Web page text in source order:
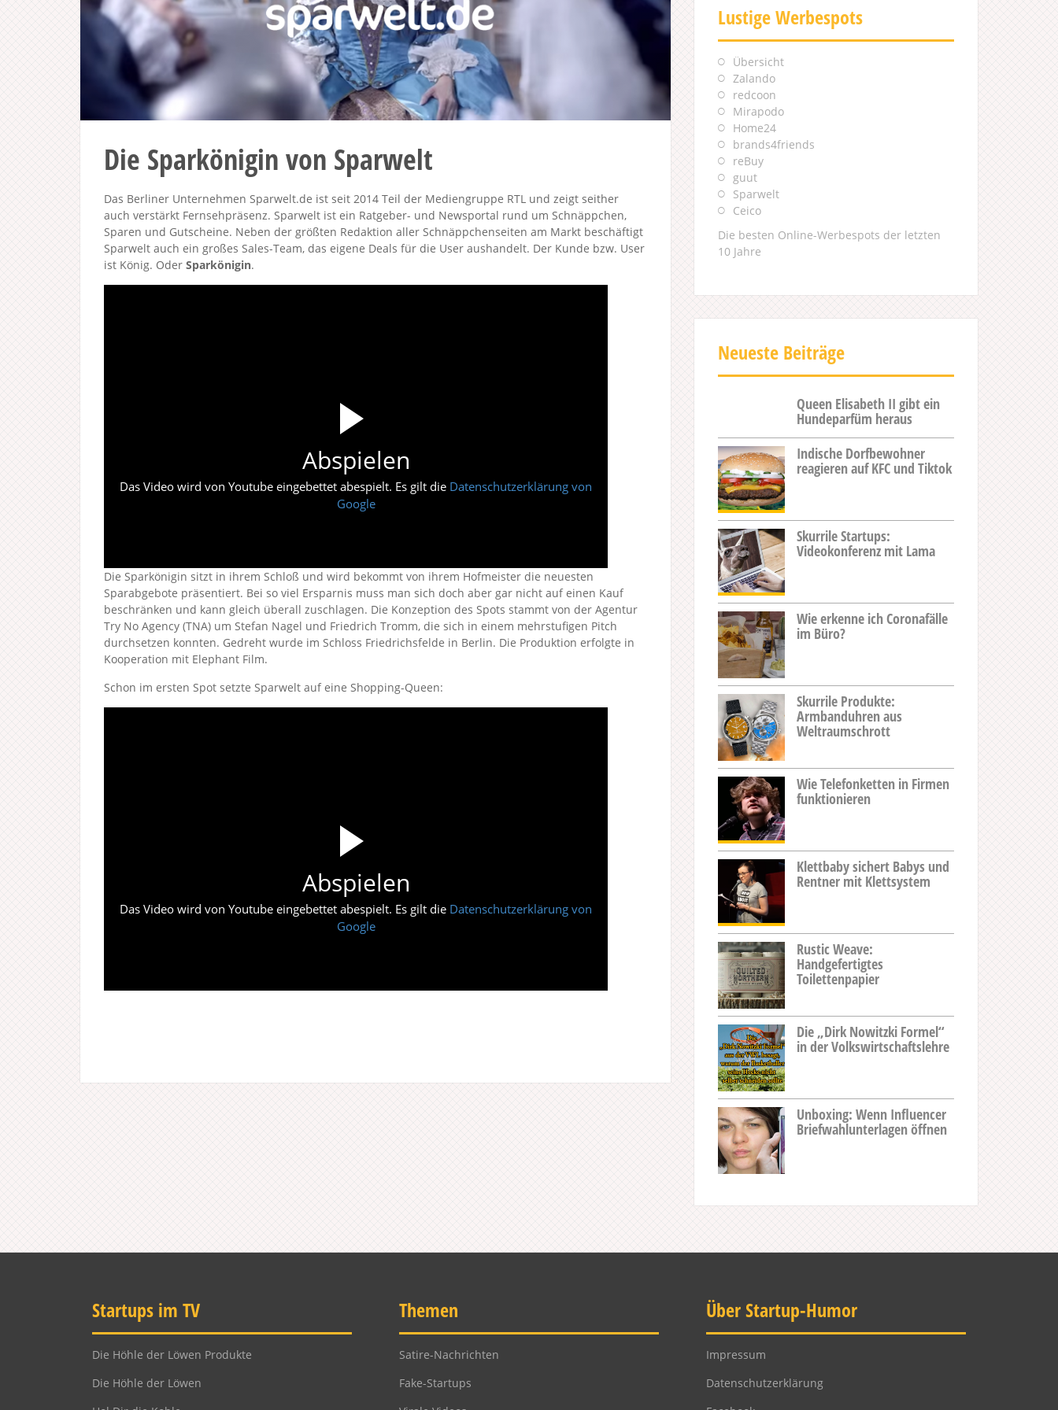
Die Sparkönigin von Sparwelt
Das Berliner Unternehmen Sparwelt.de ist seit 2014 Teil der Mediengruppe RTL und zeigt seither
auch verstärkt Fernsehpräsenz. Sparwelt ist ein Ratgeber- und Newsportal rund um Schnäppchen,
Sparen und Gutscheine. Neben der größten Redaktion aller Schnäppchenseiten am Markt beschäftigt
Sparwelt auch ein großes Sales-Team, das eigene Deals für die User aushandelt. Der Kunde bzw. User
ist König. Oder Sparkönigin.
Abspielen
Das Video wird von Youtube eingebettet abespielt. Es gilt die Datenschutzerklärung von
Google
Die Sparkönigin sitzt in ihrem Schloß und wird bekommt von ihrem Hofmeister die neuesten
Sparabgebote präsentiert. Bei so viel Ersparnis muss man sich doch aber gar nicht auf einen Kauf
beschränken und kann gleich überall zuschlagen. Die Konzeption des Spots stammt von der Agentur
Try No Agency (TNA) um Stefan Nagel und Friedrich Tromm, die sich in einem mehrstufigen Pitch
durchsetzen konnten. Gedreht wurde im Schloss Friedrichsfelde in Berlin. Die Produktion erfolgte in
Kooperation mit Elephant Film.
Schon im ersten Spot setzte Sparwelt auf eine Shopping-Queen:
Abspielen
Das Video wird von Youtube eingebettet abespielt. Es gilt die Datenschutzerklärung von
Google
Lustige Werbespots
Übersicht
Zalando
redcoon
Mirapodo
Home24
brands4friends
reBuy
guut
Sparwelt
Ceico
Die besten Online-Werbespots der letzten
10 Jahre
Neueste Beiträge
Queen Elisabeth II gibt ein
Hundeparfüm heraus
Indische Dorfbewohner
reagieren auf KFC und Tiktok
Skurrile Startups:
Videokonferenz mit Lama
Wie erkenne ich Coronafälle
im Büro?
Skurrile Produkte:
Armbanduhren aus
Weltraumschrott
Wie Telefonketten in Firmen
funktionieren
Klettbaby sichert Babys und
Rentner mit Klettsystem
Rustic Weave:
Handgefertigtes
Toilettenpapier
Die „Dirk Nowitzki Formel“
in der Volkswirtschaftslehre
Unboxing: Wenn Influencer
Briefwahlunterlagen öffnen
Startups im TV
Die Höhle der Löwen Produkte
Die Höhle der Löwen
Themen
Satire-Nachrichten
Fake-Startups
Über Startup-Humor
Impressum
Datenschutzerklärung